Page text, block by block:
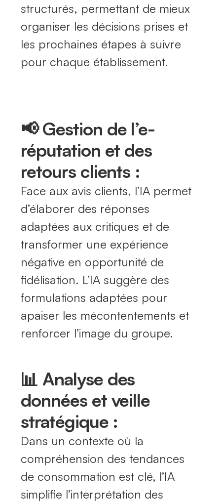
structurés, permettant de mieux
organiser les décisions prises et
les prochaines étapes à suivre
pour chaque établissement.
📢 Gestion de l’e-
réputation et des
retours clients :
Face aux avis clients, l’IA permet
d’élaborer des réponses
adaptées aux critiques et de
transformer une expérience
négative en opportunité de
fidélisation. L’IA suggère des
formulations adaptées pour
apaiser les mécontentements et
renforcer l’image du groupe.
📊 Analyse des
données et veille
stratégique :
Dans un contexte où la
compréhension des tendances
de consommation est clé, l’IA
simplifie l’interprétation des